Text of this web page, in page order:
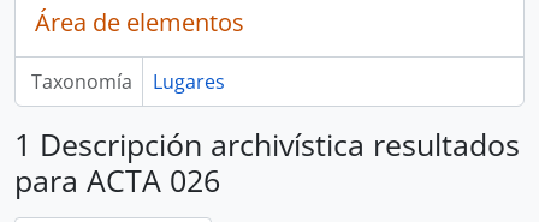
Área de elementos
Taxonomía Lugares
1 Descripción archivística resultados
para ACTA 026